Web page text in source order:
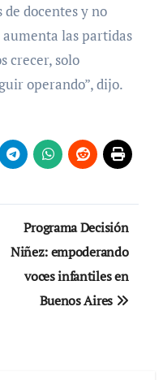
docentes y no
las partidas
crecer, solo
operando”, dijo.
Programa Decisión
Niñez: empoderando
voces infantiles en
Buenos Aires